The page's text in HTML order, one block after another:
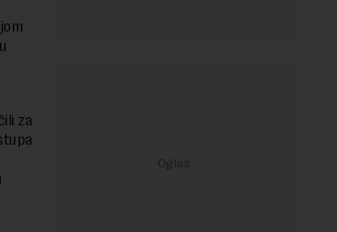
za